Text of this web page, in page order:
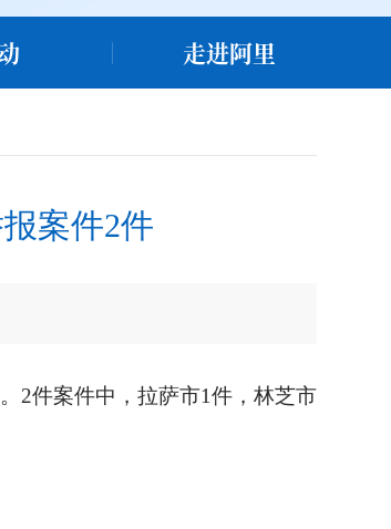
走进阿里
案件2件
2件案件中，拉萨市1件，林芝市